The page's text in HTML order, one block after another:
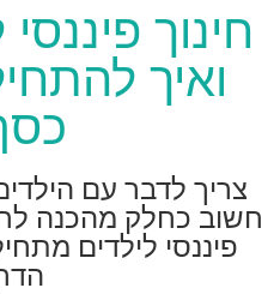
חינוך
ואיך
צריך לדבר עם
חשוב כחלק מהכנה